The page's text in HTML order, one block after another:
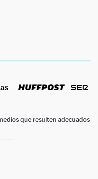
que resulten adecuados